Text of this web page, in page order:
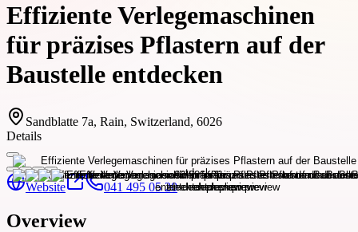
Effiziente Verlegemaschinen
für präzises Pflastern auf der
Baustelle entdecken
Sandblatte 7a, Rain, Switzerland, 6026
Details
Website 041 495 05 20
Overview